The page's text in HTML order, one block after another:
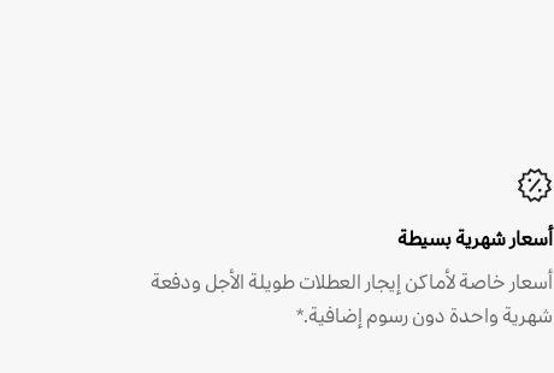
أسعار شهرية بسيطة
أسعار خاصة لأماكن إيجار العطلات طويلة الأجل ودفعة
شهرية واحدة دون رسوم إضافية.*